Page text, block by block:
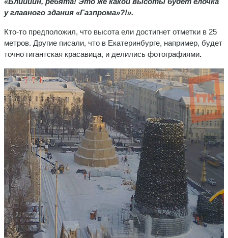
у главного здания «Газпрома»?!».
Кто-то предположил, что высота ели достигнет отметки в 25
метров. Другие писали, что в Екатеринбурге, например, будет
точно гигантская красавица, и делились фотографиями.